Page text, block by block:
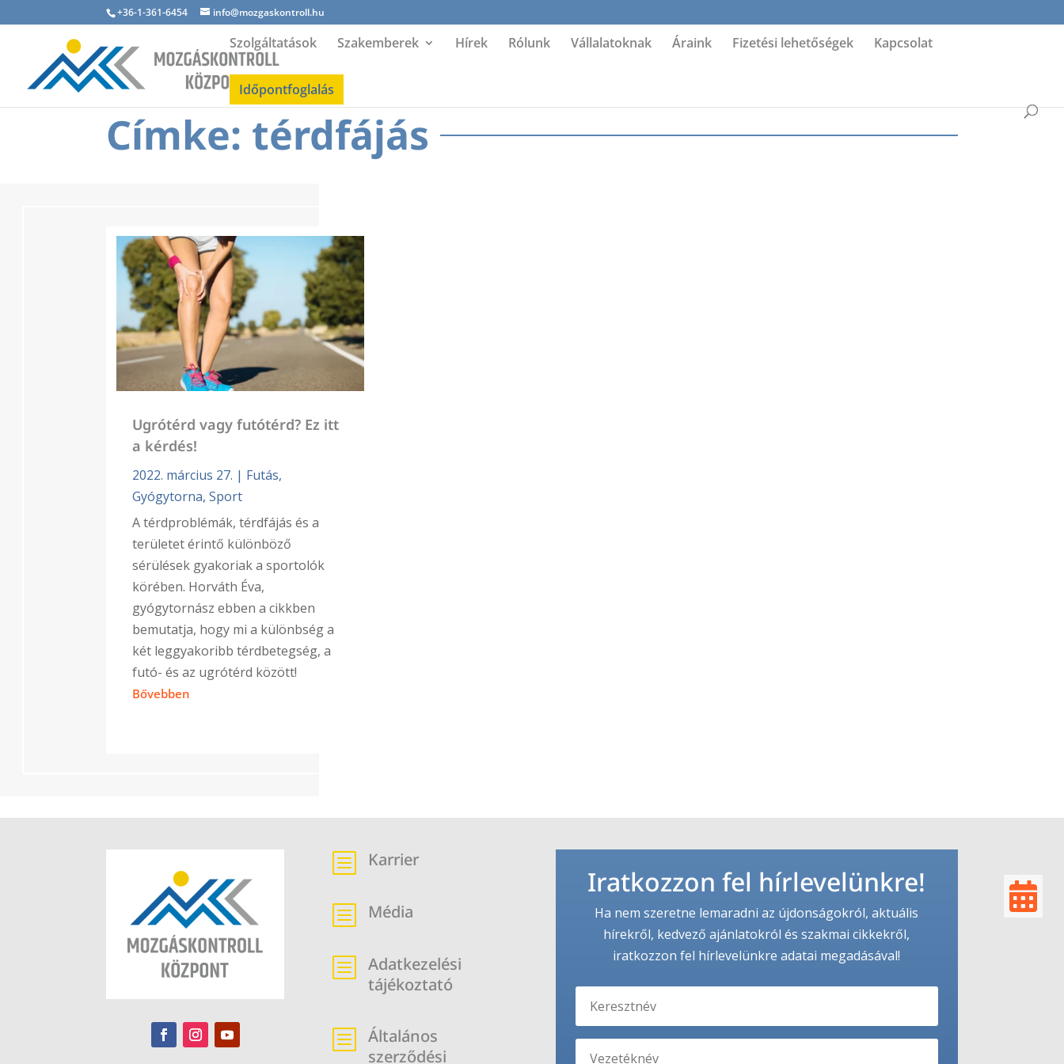
+36-1-361-6454 info@mozgaskontroll.hu
Szolgáltatások Szakemberek Hírek Rólunk Vállalatoknak Áraink Fizetési lehetőségek Kapcsolat
Időpontfoglalás
Címke: térdfájás
Ugrótérd vagy futótérd? Ez itt
a kérdés!
2022. március 27. | Futás,
Gyógytorna, Sport
A térdproblémák, térdfájás és a
területet érintő különböző
sérülések gyakoriak a sportolók
körében. Horváth Éva,
gyógytornász ebben a cikkben
bemutatja, hogy mi a különbség a
két leggyakoribb térdbetegség, a
futó- és az ugrótérd között!
Bővebben
b Karrier
b Média
b
Adatkezelési
tájékoztató
b
Általános
szerződési
Iratkozzon fel hírlevelünkre!
Ha nem szeretne lemaradni az újdonságokról, aktuális
hírekről, kedvező ajánlatokról és szakmai cikkekről,
iratkozzon fel hírlevelünkre adatai megadásával!
